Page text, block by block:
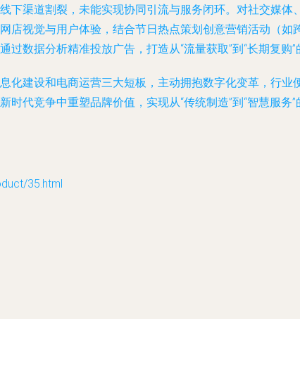
下渠道割裂，未能实现协同引流与服务闭环。对社交媒体
店视觉与用户体验，结合节日热点策划创意营销活动（
数据分析精准投放广告，打造从“流量获取”到“长期复购”
化建设和电商运营三大短板，主动拥抱数字化变革，行
代竞争中重塑品牌价值，实现从“传统制造”到“智慧服务
35.html